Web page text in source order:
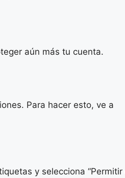
aún más tu cuenta.
Para hacer esto, ve a
y selecciona